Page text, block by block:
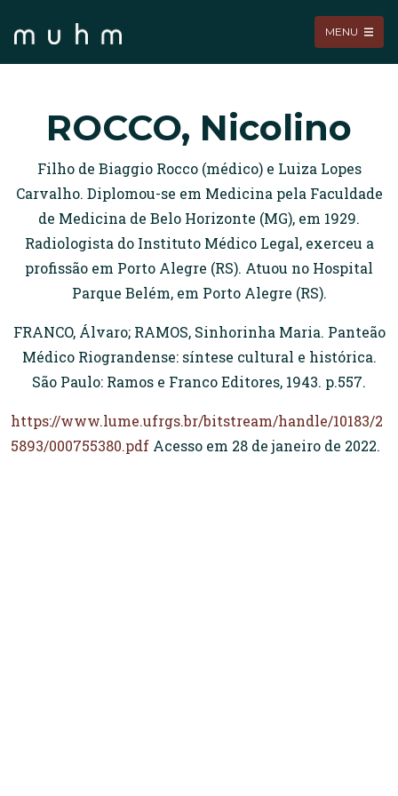
MENU
ROCCO, Nicolino
Filho de Biaggio Rocco (médico) e Luiza Lopes
Carvalho. Diplomou-se em Medicina pela Faculdade
de Medicina de Belo Horizonte (MG), em 1929.
Radiologista do Instituto Médico Legal, exerceu a
profissão em Porto Alegre (RS). Atuou no Hospital
Parque Belém, em Porto Alegre (RS).
FRANCO, Álvaro; RAMOS, Sinhorinha Maria. Panteão
Médico Riograndense: síntese cultural e histórica.
São Paulo: Ramos e Franco Editores, 1943. p.557.
https://www.lume.ufrgs.br/bitstream/handle/10183/2
5893/000755380.pdf Acesso em 28 de janeiro de 2022.